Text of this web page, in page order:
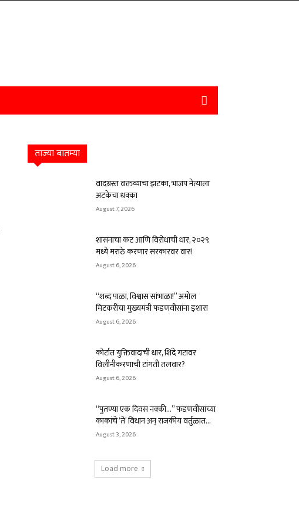
ताज्या बातम्या
वादग्रस्त वक्तव्याचा झटका, भाजप नेत्याला
अटकेचा धक्का
August 7, 2026
शासनाचा कट आणि विरोधाची धार, २०२९
मध्ये मराठे करणार सरकारवर वार!
August 6, 2026
“शब्द पाळा, विश्वास सांभाळा!” अमोल
मिटकरींचा मुख्यमंत्री फडणवीसांना इशारा
August 6, 2026
कोर्टात युक्तिवादाची धार, शिंदे गटावर
विलीनीकरणाची टांगती तलवार?
August 6, 2026
“पुतण्या एक दिवस नक्की…” फडणवीसांच्या
काकांचे ‘ते’ विधान अन् राजकीय वर्तुळात...
August 3, 2026
Load more